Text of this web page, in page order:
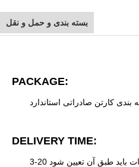
بسته بندی و حمل و نقل
PACKAGE:
DELIVERY TIME:
باید طبق آن تعیین شود